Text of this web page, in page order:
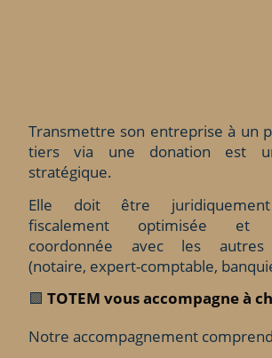
Transmettre son entreprise à un
tiers via une donation est
stratégique.
Elle doit être juridiquement
fiscalement optimisée et
coordonnée avec les autres
(notaire, expert-comptable,
🟩 TOTEM vous accompagne à
Notre accompagnement